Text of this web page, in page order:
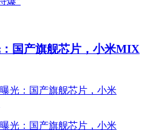
国产旗舰芯片，小米MIX